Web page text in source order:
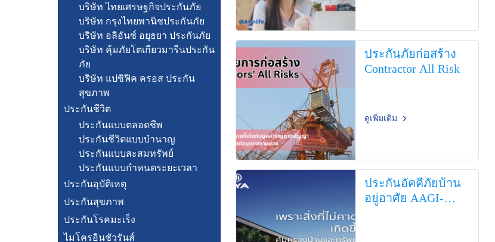
ประกันภัยก่อสร้าง
Contractor All Risk
ดูเพิ่มเติม
ประกันอัคคีภัยบ้าน
อยู่อาศัย AAGI-
บริษัท ไทยเศรษฐกิจประกันภัย
บริษัท กรุงไทยพานิชประกันภัย
บริษัท อลิอันซ์ อยุธยา ประกันภัย
บริษัท คุ้มภัยโตเกียวมารีนประกัน
ภัย
บริษัท แปซิฟิค ครอส ประกัน
สุขภาพ
ประกันชีวิต
ประกันแบบตลอดชีพ
ประกันชีวิตแบบบำนาญ
ประกันแบบสะสมทรัพย์
ประกันแบบกำหนดระยะเวลา
ประกันอุบัติเหตุ
ประกันสุขภาพ
ประกันโรคมะเร็ง
ไมโครอินชัวรันส์